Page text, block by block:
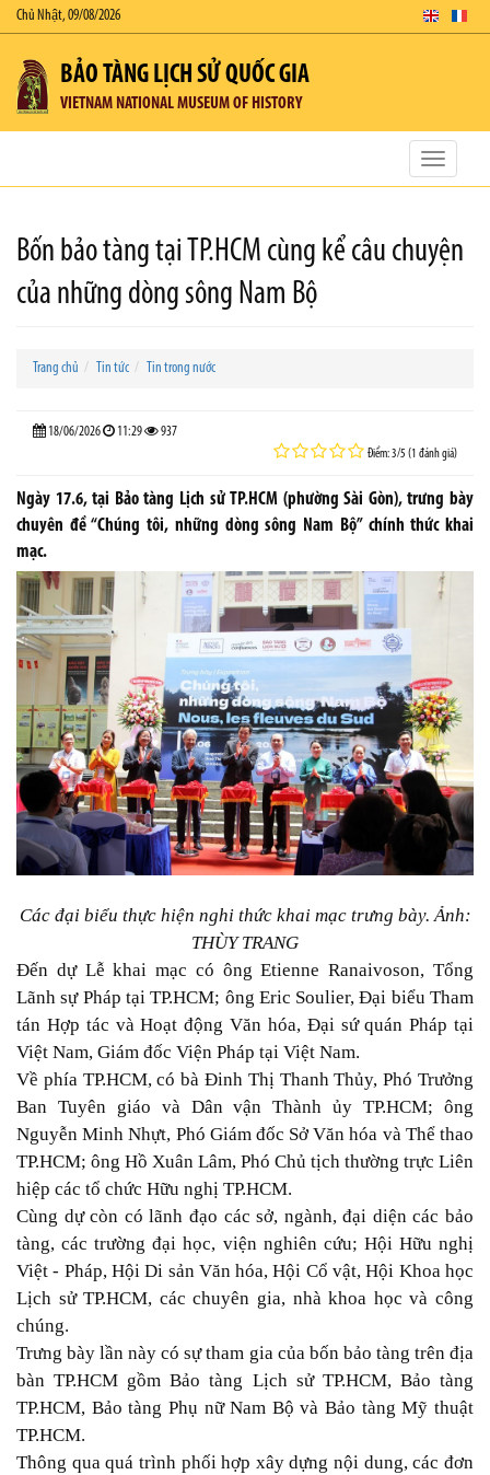
Chủ Nhật, 09/08/2026
BẢO TÀNG LỊCH SỬ QUỐC GIA
VIETNAM NATIONAL MUSEUM OF HISTORY
Toggle
Bốn bảo tàng tại TP.HCM cùng kể câu chuyện
của những dòng sông Nam Bộ
Trang chủ Tin tức Tin trong nước
18/06/2026 11:29 937
Điểm: 3/5 (1 đánh giá)
Ngày 17.6, tại Bảo tàng Lịch sử TP.HCM (phường Sài Gòn), trưng bày
chuyên đề “Chúng tôi, những dòng sông Nam Bộ” chính thức khai
mạc.
Các đại biểu thực hiện nghi thức khai mạc trưng bày. Ảnh:
THÙY TRANG
Đến dự Lễ khai mạc có ông Etienne Ranaivoson, Tổng
Lãnh sự Pháp tại TP.HCM; ông Eric Soulier, Đại biểu Tham
tán Hợp tác và Hoạt động Văn hóa, Đại sứ quán Pháp tại
Việt Nam, Giám đốc Viện Pháp tại Việt Nam.
Về phía TP.HCM, có bà Đinh Thị Thanh Thủy, Phó Trưởng
Ban Tuyên giáo và Dân vận Thành ủy TP.HCM; ông
Nguyễn Minh Nhựt, Phó Giám đốc Sở Văn hóa và Thể thao
TP.HCM; ông Hồ Xuân Lâm, Phó Chủ tịch thường trực Liên
hiệp các tổ chức Hữu nghị TP.HCM.
Cùng dự còn có lãnh đạo các sở, ngành, đại diện các bảo
tàng, các trường đại học, viện nghiên cứu; Hội Hữu nghị
Việt - Pháp, Hội Di sản Văn hóa, Hội Cổ vật, Hội Khoa học
Lịch sử TP.HCM, các chuyên gia, nhà khoa học và công
chúng.
Trưng bày lần này có sự tham gia của bốn bảo tàng trên địa
bàn TP.HCM gồm Bảo tàng Lịch sử TP.HCM, Bảo tàng
TP.HCM, Bảo tàng Phụ nữ Nam Bộ và Bảo tàng Mỹ thuật
TP.HCM.
Thông qua quá trình phối hợp xây dựng nội dung, các đơn